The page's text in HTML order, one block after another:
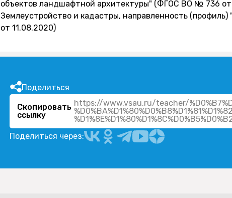
объектов ландшафтной архитектуры" (ФГОС ВО № 736 от
Землеустройство и кадастры, направленность
от 11.08.2020)
Поделиться
Скопировать
ссылку
https://www.vsau.ru/teacher/
Поделиться через: